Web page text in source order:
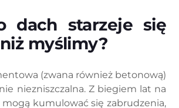
dach starzeje się
myślimy?
(zwana również betonową)
niezniszczalna. Z biegiem lat na
kumulować się zabrudzenia,